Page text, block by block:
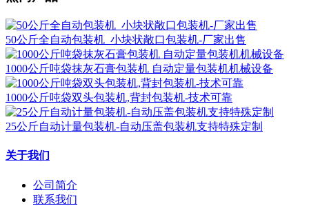
50公斤全自动包装机_小块状敞口包装机-厂家出售
1000公斤吨袋抹灰石膏包装机 自动定量包装机机械设备
1000公斤吨袋双头包装机,背封包装机-技术可靠
25公斤自动计量包装机-自动压盖包装机支持特殊定制
关于我们
公司简介
联系我们